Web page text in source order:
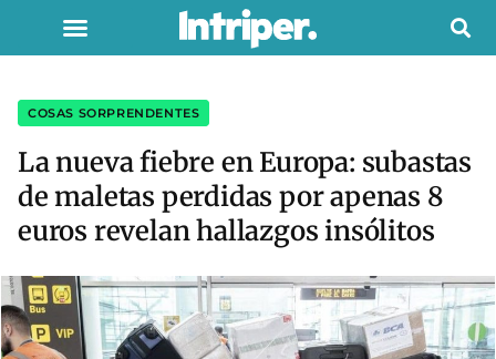
COSAS SORPRENDENTES
La nueva fiebre en Europa: subastas
de maletas perdidas por apenas 8
euros revelan hallazgos insólitos